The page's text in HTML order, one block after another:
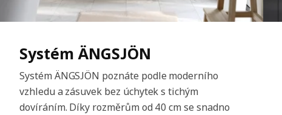
Systém ÄNGSJÖN
Systém ÄNGSJÖN poznáte podle moderního
vzhledu a zásuvek bez úchytek s tichým
dovíráním. Díky rozměrům od 40 cm se snadno